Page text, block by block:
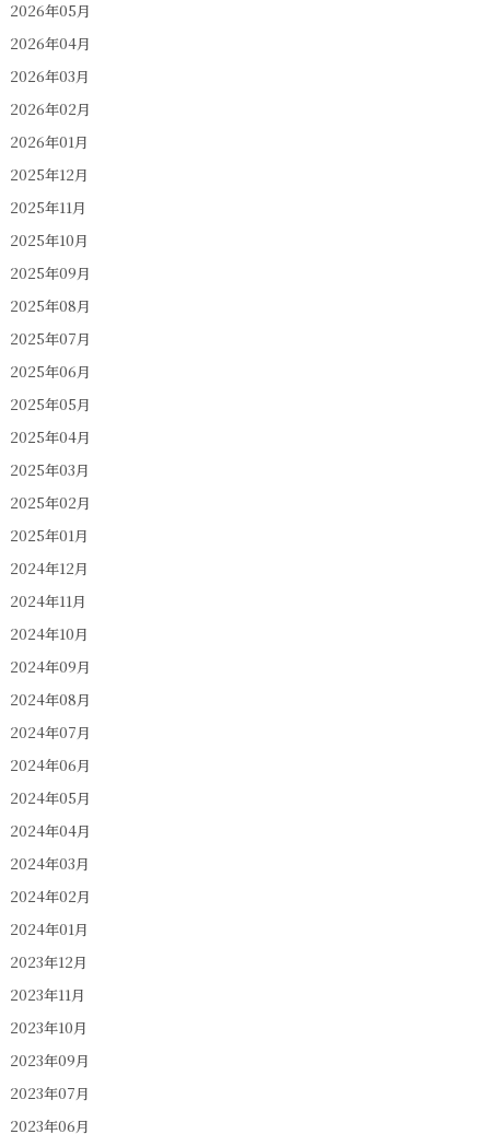
2026年05月
2026年04月
2026年03月
2026年02月
2026年01月
2025年12月
2025年11月
2025年10月
2025年09月
2025年08月
2025年07月
2025年06月
2025年05月
2025年04月
2025年03月
2025年02月
2025年01月
2024年12月
2024年11月
2024年10月
2024年09月
2024年08月
2024年07月
2024年06月
2024年05月
2024年04月
2024年03月
2024年02月
2024年01月
2023年12月
2023年11月
2023年10月
2023年09月
2023年07月
2023年06月